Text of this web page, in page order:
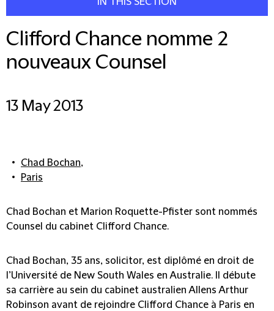
Clifford Chance nomme 2
nouveaux Counsel
13 May 2013
Chad Bochan,
Paris
Chad Bochan et Marion Roquette-Pfister sont nommés
Counsel du cabinet Clifford Chance.
Chad Bochan, 35 ans, solicitor, est diplômé en droit de
l’Université de New South Wales en Australie. Il débute
sa carrière au sein du cabinet australien Allens Arthur
Robinson avant de rejoindre Clifford Chance à Paris en